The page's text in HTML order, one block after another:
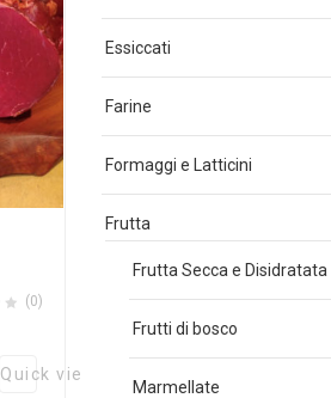
(0)
Quick view
Essiccati
Farine
Formaggi e Latticini
Frutta
Frutta Secca e Disidratata
Frutti di bosco
Marmellate